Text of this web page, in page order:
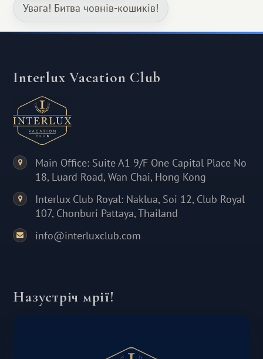
Увага! Битва човнів-кошиків!
Interlux Vacation Club
Main Office: Suite A1 9/F One Capital Place No
18, Luard Road, Wan Chai, Hong Kong
Interlux Club Royal: Naklua, Soi 12, Club Royal
107, Chonburi Pattaya, Thailand
info@interluxclub.com
Назустріч мрії!